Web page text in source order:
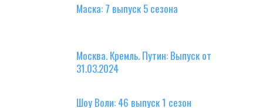
Маска: 7 выпуск 5 сезона
Москва. Кремль. Путин: Выпуск от
31.03.2024
Шоу Воли: 46 выпуск 1 сезон